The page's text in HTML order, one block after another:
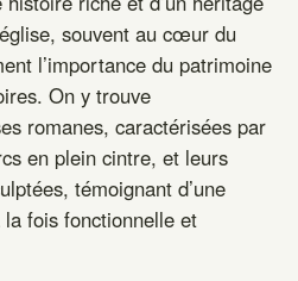
souvent au cœur du
l’importance du patrimoine
On y trouve
romanes, caractérisées par
en plein cintre, et leurs
témoignant d’une
fois fonctionnelle et